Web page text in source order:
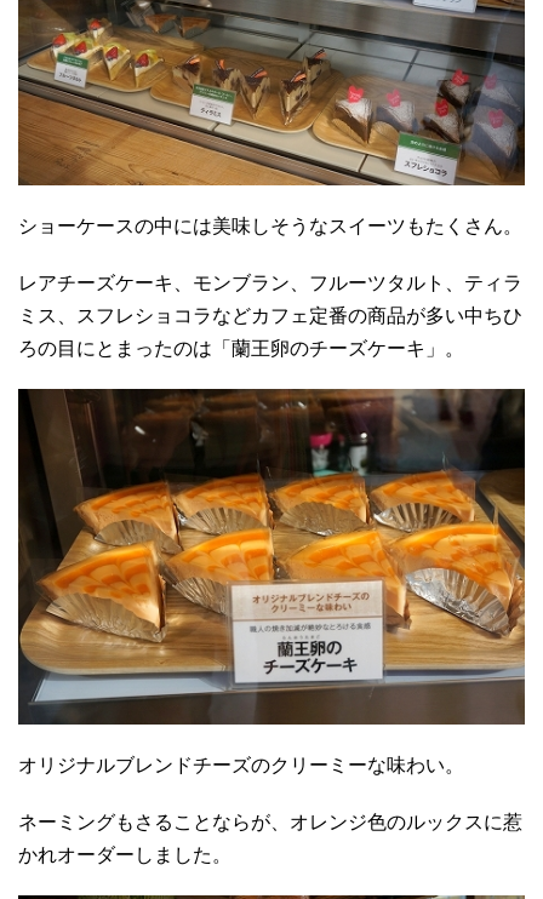
ショーケースの中には美味しそうなスイーツもたくさん。
レアチーズケーキ、モンブラン、フルーツタルト、ティラ
ミス、スフレショコラなどカフェ定番の商品が多い中ちひ
ろの目にとまったのは「蘭王卵のチーズケーキ」。
オリジナルブレンドチーズのクリーミーな味わい。
ネーミングもさることならが、オレンジ色のルックスに惹
かれオーダーしました。